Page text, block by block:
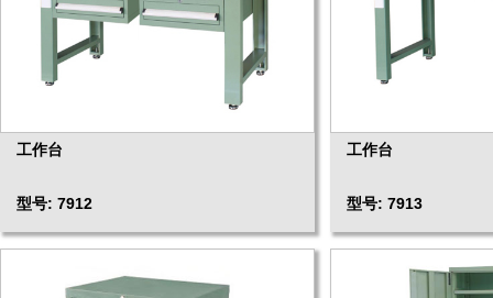
工作台
型号: 7912
工作台
型号: 7913